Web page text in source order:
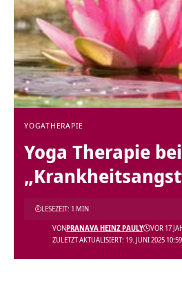
YOGATHERAPIE
Yoga Therapie
ZULETZT AKTUALISIERT: 19. JUNI 2025 10:59
VONPRANAVA HEINZ PAULY VOR 17
LESEZEIT: 1 MIN